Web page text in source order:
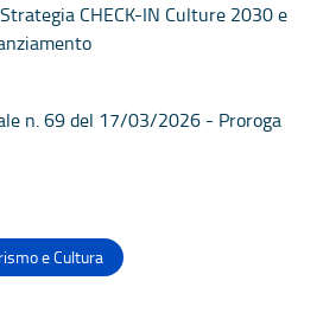
CHECK-IN Culture 2030 e
n. 69 del 17/03/2026 - Proroga
e Cultura